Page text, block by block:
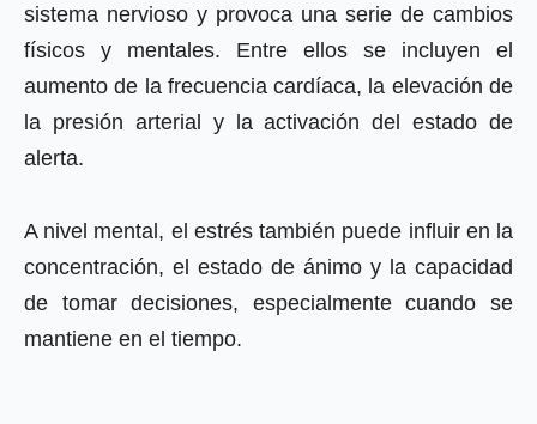
sistema nervioso y provoca una serie de cambios
físicos y mentales. Entre ellos se incluyen el
aumento de la frecuencia cardíaca, la elevación de
la presión arterial y la activación del estado de
alerta.
A nivel mental, el estrés también puede influir en la
concentración, el estado de ánimo y la capacidad
de tomar decisiones, especialmente cuando se
mantiene en el tiempo.